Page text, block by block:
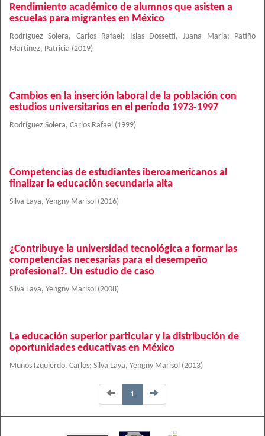
Rendimiento académico de alumnos que asisten a
escuelas para migrantes en México
Rodríguez Solera, Carlos Rafael ; Islas Dossetti, Juana María;
Patiño
Martínez, Patricia (2019)
Cambios en la inserción laboral de la población con
estudios universitarios en el período 1973-1997
Rodríguez Solera, Carlos Rafael (1999)
Competencias de estudiantes iberoamericanos al
finalizar la educación secundaria alta
Silva Laya, Yengny Marisol (2016)
¿Contribuye la universidad tecnológica a formar las
competencias necesarias para el desempeño
profesional?. Un estudio de caso
Silva Laya, Yengny Marisol (2008)
La educación superior particular y la distribución de
oportunidades educativas en México
Muños Izquierdo, Carlos; Silva Laya, Yengny Marisol (2013)
1